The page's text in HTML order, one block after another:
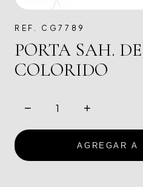
REF. CG7789
PORTA SAH.
COLORIDO
− +
AGREGAR A